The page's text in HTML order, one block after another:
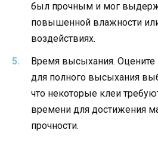
был прочным и мог
повышенной влажности
воздействиях.
Время высыхания.
для полного высыхания
что некоторые клеи
времени для достижения
прочности.